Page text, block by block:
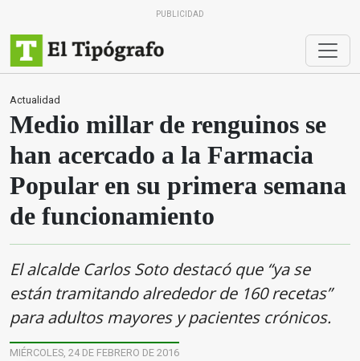
PUBLICIDAD
Actualidad
Medio millar de renguinos se
han acercado a la Farmacia
Popular en su primera semana
de funcionamiento
El alcalde Carlos Soto destacó que “ya se
están tramitando alrededor de 160 recetas”
para adultos mayores y pacientes crónicos.
MIÉRCOLES, 24 DE FEBRERO DE 2016